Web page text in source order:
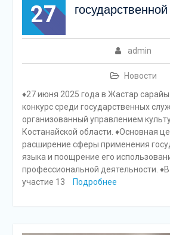
27
admin
Новости
♦️27 июня 2025 года в Жастар
конкурс среди государственных
организованный управлением
Костанайской области. ♦️Основная
расширение сферы применения
языка и поощрение его
профессиональной деятельности.
участие 13
Подробнее